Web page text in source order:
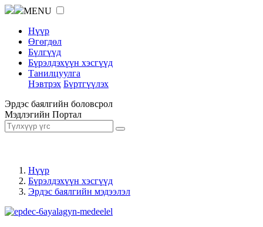
MENU
Нүүр
Өгөгдөл
Бүлгүүд
Бүрэлдэхүүн хэсгүүд
Танилцуулга
Нэвтрэх Бүртгүүлэх
Эрдэс баялгийн боловсрол
Мэдлэгийн Портал
Нүүр
Бүрэлдэхүүн хэсгүүд
Эрдэс баялгийн мэдээлэл